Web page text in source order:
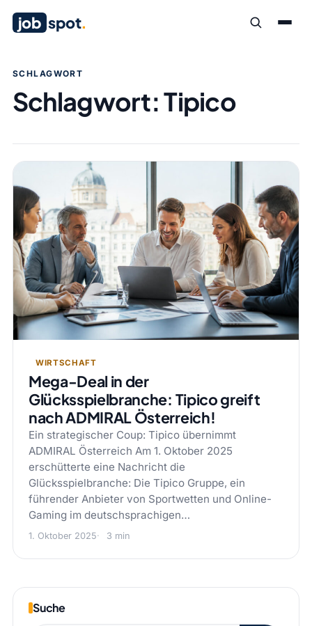
job spot.
SCHLAGWORT
Schlagwort:Tipico
WIRTSCHAFT
Mega-Deal in der
Glücksspielbranche: Tipico greift
nach ADMIRAL Österreich!
Ein strategischer Coup: Tipico übernimmt
ADMIRAL Österreich Am 1. Oktober 2025
erschütterte eine Nachricht die
Glücksspielbranche: Die Tipico Gruppe, ein
führender Anbieter von Sportwetten und Online-
Gaming im deutschsprachigen…
1. Oktober 2025 3 min
Suche